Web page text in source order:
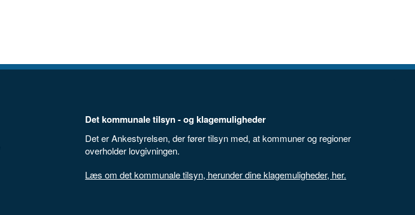
Det kommunale tilsyn - og klagemuligheder
Det er Ankestyrelsen, der fører tilsyn med, at kommuner og regioner
overholder lovgivningen.
Læs om det kommunale tilsyn, herunder dine klagemuligheder, her.